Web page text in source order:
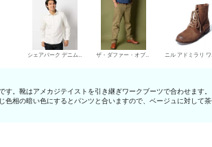
シェアパーク デニムシャツ ザ・ダファー・オブ・セントジョージ チノパン・綿パン ニル
。靴はアメカジテイストを引き継ぎワークブーツで合わせます。
相の暗い色にするとパンツと合いますので、ベージュに対し